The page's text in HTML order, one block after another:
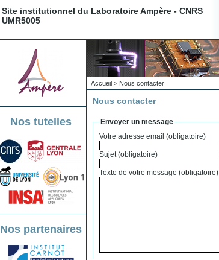
Site institutionnel du Laboratoire Ampère - CNRS
UMR5005
Nos tutelles
Nos partenaires
Accueil > Nous contacter
Nous contacter
Envoyer un message
Votre adresse email (obligatoire)
Sujet (obligatoire)
Texte de votre message (obligatoire)